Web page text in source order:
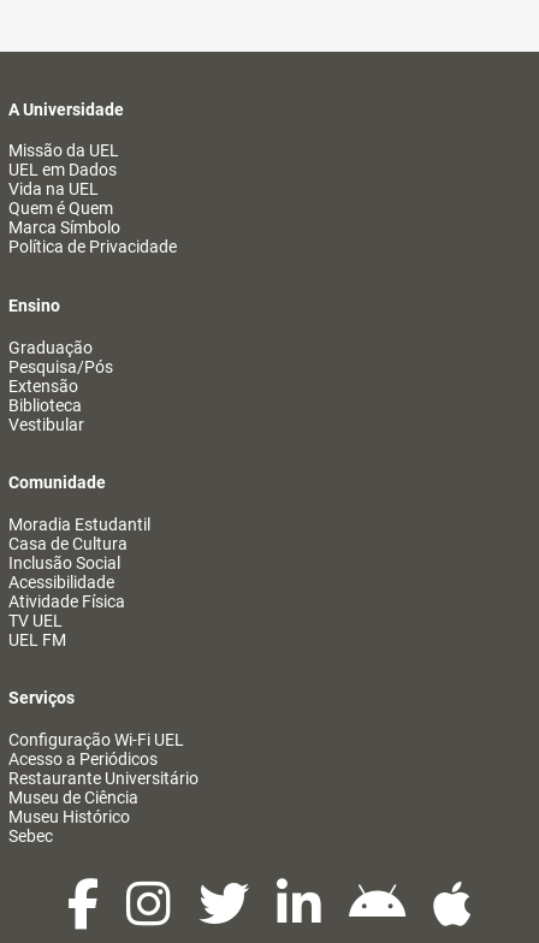
A Universidade
Missão da UEL
UEL em Dados
Vida na UEL
Quem é Quem
Marca Símbolo
Política de Privacidade
Ensino
Graduação
Pesquisa/Pós
Extensão
Biblioteca
Vestibular
Comunidade
Moradia Estudantil
Casa de Cultura
Inclusão Social
Acessibilidade
Atividade Física
TV UEL
UEL FM
Serviços
Configuração Wi-Fi UEL
Acesso a Periódicos
Restaurante Universitário
Museu de Ciência
Museu Histórico
Sebec